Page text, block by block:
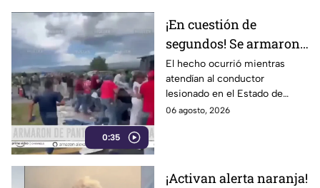
0:35
¡En cuestión de
segundos! Se armaron
de pantalones en plena
rapiña
El hecho ocurrió mientras
atendían al conductor
lesionado en el Estado de
México
06 agosto, 2026
¡Activan alerta naranja!